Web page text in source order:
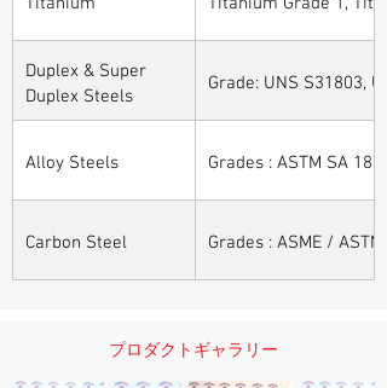
Duplex & Super
Duplex Steels
Grade: UNS S31803,
Alloy Steels Grades : ASTM SA
Carbon Steel Grades : ASME /
プロダクトギャラリー